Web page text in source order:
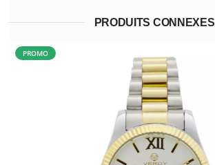
PRODUITS CONNEXES
PROMO